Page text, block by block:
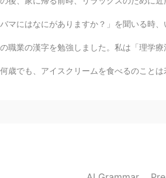
りがない」を答えてます。それは嘘です。実は、私はただ知りません。😂😅ここ
最初の4つの漢字は理にかなっていると思います。最後の漢字は面白いです。英語
があると思います。たまに、このような普通な瞬間が一番です。ただ一緒に座って